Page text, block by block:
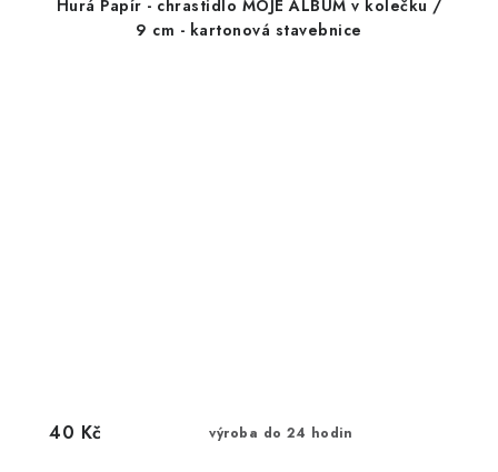
Hurá Papír - chrastidlo MOJE ALBUM v kolečku /
9 cm - kartonová stavebnice
výroba do 24 hodin
40 Kč